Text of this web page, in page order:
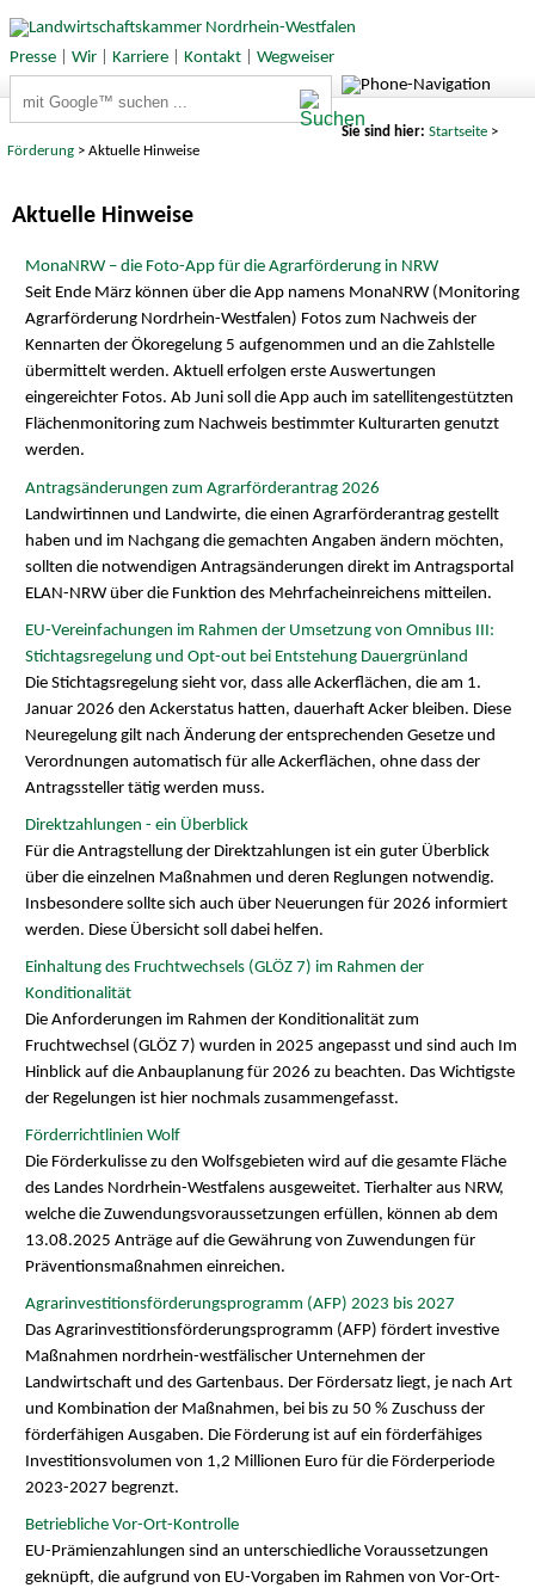
Presse| Wir| Karriere| Kontakt| Wegweiser
Sie sind hier: Startseite>
Förderung > Aktuelle Hinweise
Aktuelle Hinweise
MonaNRW – die Foto-App für die Agrarförderung in NRW
Seit Ende März können über die App namens MonaNRW (Monitoring
Agrarförderung Nordrhein-Westfalen) Fotos zum Nachweis der
Kennarten der Ökoregelung 5 aufgenommen und an die Zahlstelle
übermittelt werden. Aktuell erfolgen erste Auswertungen
eingereichter Fotos. Ab Juni soll die App auch im satellitengestützten
Flächenmonitoring zum Nachweis bestimmter Kulturarten genutzt
werden.
Antragsänderungen zum Agrarförderantrag 2026
Landwirtinnen und Landwirte, die einen Agrarförderantrag gestellt
haben und im Nachgang die gemachten Angaben ändern möchten,
sollten die notwendigen Antragsänderungen direkt im Antragsportal
ELAN-NRW über die Funktion des Mehrfacheinreichens mitteilen.
EU-Vereinfachungen im Rahmen der Umsetzung von Omnibus III:
Stichtagsregelung und Opt-out bei Entstehung Dauergrünland
Die Stichtagsregelung sieht vor, dass alle Ackerflächen, die am 1.
Januar 2026 den Ackerstatus hatten, dauerhaft Acker bleiben. Diese
Neuregelung gilt nach Änderung der entsprechenden Gesetze und
Verordnungen automatisch für alle Ackerflächen, ohne dass der
Antragssteller tätig werden muss.
Direktzahlungen - ein Überblick
Für die Antragstellung der Direktzahlungen ist ein guter Überblick
über die einzelnen Maßnahmen und deren Reglungen notwendig.
Insbesondere sollte sich auch über Neuerungen für 2026 informiert
werden. Diese Übersicht soll dabei helfen.
Einhaltung des Fruchtwechsels (GLÖZ 7) im Rahmen der
Konditionalität
Die Anforderungen im Rahmen der Konditionalität zum
Fruchtwechsel (GLÖZ 7) wurden in 2025 angepasst und sind auch Im
Hinblick auf die Anbauplanung für 2026 zu beachten. Das Wichtigste
der Regelungen ist hier nochmals zusammengefasst.
Förderrichtlinien Wolf
Die Förderkulisse zu den Wolfsgebieten wird auf die gesamte Fläche
des Landes Nordrhein-Westfalens ausgeweitet. Tierhalter aus NRW,
welche die Zuwendungsvoraussetzungen erfüllen, können ab dem
13.08.2025 Anträge auf die Gewährung von Zuwendungen für
Präventionsmaßnahmen einreichen.
Agrarinvestitionsförderungsprogramm (AFP) 2023 bis 2027
Das Agrarinvestitionsförderungsprogramm (AFP) fördert investive
Maßnahmen nordrhein-westfälischer Unternehmen der
Landwirtschaft und des Gartenbaus. Der Fördersatz liegt, je nach Art
und Kombination der Maßnahmen, bei bis zu 50 % Zuschuss der
förderfähigen Ausgaben. Die Förderung ist auf ein förderfähiges
Investitionsvolumen von 1,2 Millionen Euro für die Förderperiode
2023-2027 begrenzt.
Betriebliche Vor-Ort-Kontrolle
EU-Prämienzahlungen sind an unterschiedliche Voraussetzungen
geknüpft, die aufgrund von EU-Vorgaben im Rahmen von Vor-Ort-